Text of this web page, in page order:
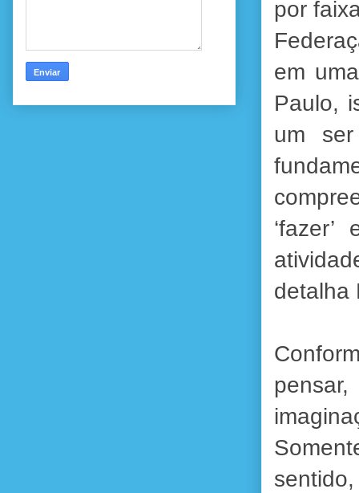
por
em
Paulo,
um
detalha